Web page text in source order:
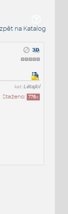
na Katalog
kat:Létající
Staženo: 776x